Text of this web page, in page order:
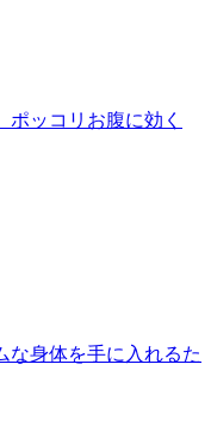
ポッコリお腹に効く
な身体を手に入れるた